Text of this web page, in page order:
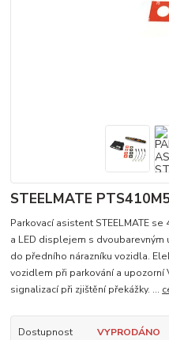
STEELMATE
Parkovací asistent STEELMATE
a LED displejem s dvoubarevným
do předního nárazníku vozidla.
vozidlem při parkování a upozorní
signalizací při zjištění překážky. ...
Dostupnost VYPRODÁNO